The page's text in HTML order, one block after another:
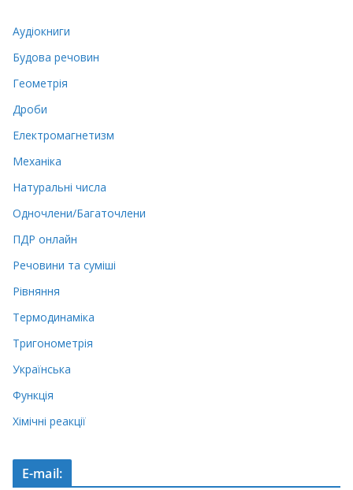
Аудіокниги
Будова речовин
Геометрія
Дроби
Електромагнетизм
Механіка
Натуральні числа
Одночлени/Багаточлени
ПДР онлайн
Речовини та суміші
Рівняння
Термодинаміка
Тригонометрія
Українська
Функція
Хімічні реакції
E-mail: